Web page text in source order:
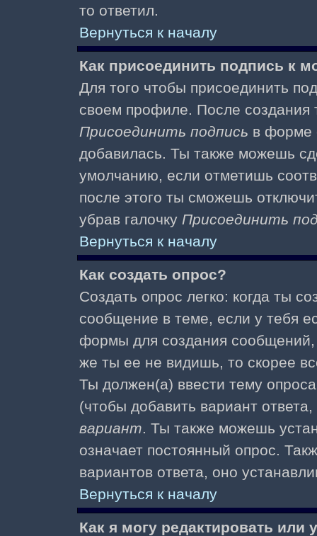
то ответил.
Вернуться к началу
Как присоединить подпись к
Для того чтобы присоединить
своем профиле. После создания
Присоединить подпись в форме
добавилась. Ты также можешь
умолчанию, если отметишь
после этого ты сможешь
убрав галочку Присоединить
Вернуться к началу
Как создать опрос?
Создать опрос легко: когда ты
сообщение в теме, если у тебя
формы для создания
же ты ее не видишь, то скорее
Ты должен(а) ввести тему
(чтобы добавить вариант
вариант. Ты также можешь
означает постоянный опрос.
вариантов ответа, оно
Вернуться к началу
Как я могу редактировать или